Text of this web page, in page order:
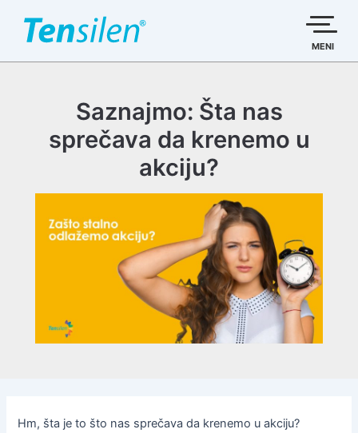
садржај
MENI
Saznajmo: Šta nas
sprečava da krenemo u
akciju?
Hm, šta je to što nas sprečava da krenemo u akciju?